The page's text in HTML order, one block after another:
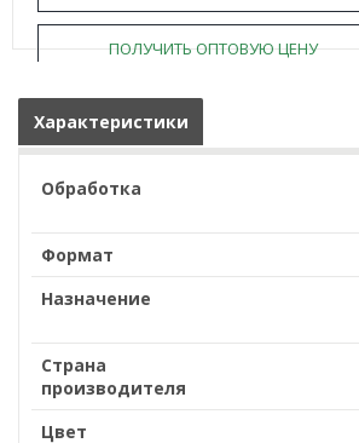
ПОЛУЧИТЬ ОПТОВУЮ ЦЕНУ
Характеристики
Обработка
Формат
Назначение
Страна
производителя
Цвет